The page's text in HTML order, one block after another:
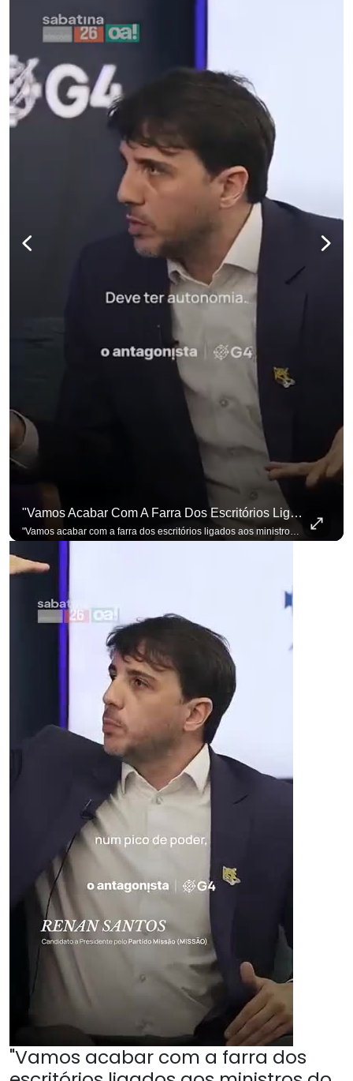
"Vamos Acabar Com A Farra Dos Escritórios Ligados Aos Ministros Do STF"
para não perder nenhuma
"Vamos acabar com a farra dos